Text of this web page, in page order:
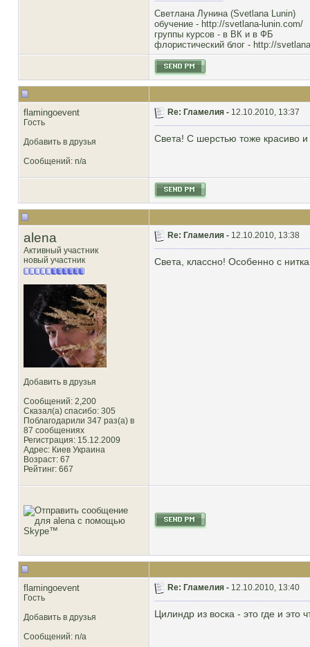
Светлана Лунина (Svetlana Lunin)
обучение - http://svetlana-lunin.com/
группы курсов - в ВК и в ФБ
флористический блог - http://
flamingoevent
Гость
Добавить в друзья
Сообщений: n/a
Re: Гламелия - 12.10.2010, 13:37
Света! С шерстью тоже
alena
Активный участник
новый участник
Добавить в друзья
Сообщений: 2,200
Сказал(а) спасибо: 305
Поблагодарили 347 раз(а) в
87 сообщениях
Регистрация: 15.12.2009
Адрес: Киев Украина
Возраст: 67
Рейтинг: 667
Re: Гламелия - 12.10.2010, 13:38
Света, классно! Особенно с
flamingoevent
Гость
Добавить в друзья
Сообщений: n/a
Re: Гламелия - 12.10.2010, 13:40
Цилиндр из воска - это где и это